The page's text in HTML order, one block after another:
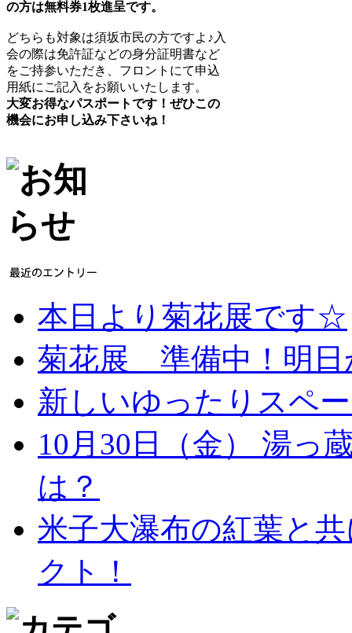
の方は無料券1枚進呈です。
どちらも対象は須坂市民の方ですよ♪入
会の際は免許証などの身分証明書など
をご持参いただき、フロントにて申込
用紙にご記入をお願いいたします。
大変お得なパスポートです！ぜひこの
機会にお申し込み下さいね！
本日より菊花展です☆
菊花展 準備中！明日
新しいゆったりスペ
10月30日（金） 湯っ
は？
米子大瀑布の紅葉と
クト！